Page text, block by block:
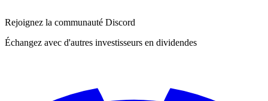
Rejoignez la communauté Discord
Échangez avec d'autres investisseurs en dividendes